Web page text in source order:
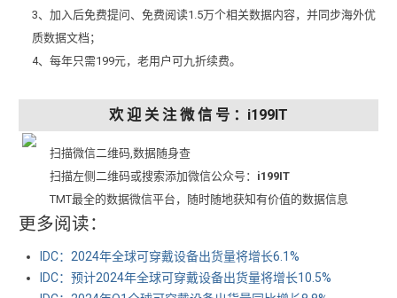
3、加入后免费提问、免费阅读1.5万个相关数据内容，并同步海外优
质数据文档；
4、每年只需199元，老用户可九折续费。
欢 迎 关 注 微 信 号 ：i199IT
扫描微信二维码,数据随身查
扫描左侧二维码或搜索添加微信公众号： i199IT
TMT最全的数据微信平台，随时随地获知有价值的数据信息
更多阅读：
IDC：2024年全球可穿戴设备出货量将增长6.1%
IDC：预计2024年全球可穿戴设备出货量将增长10.5%